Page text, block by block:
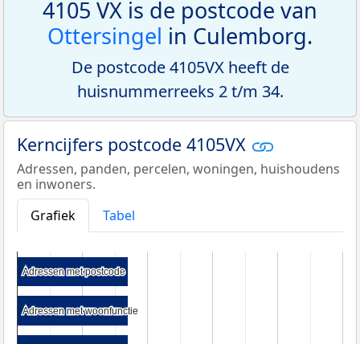
4105 VX is de postcode van
Ottersingel in Culemborg.
De postcode 4105VX heeft de
huisnummerreeks 2 t/m 34.
Kerncijfers postcode 4105VX
Adressen, panden, percelen, woningen, huishoudens
en inwoners.
Grafiek
Tabel
Adressen met postcode
Adressen met postcode
Adressen met woonfunctie
Adressen met woonfunctie